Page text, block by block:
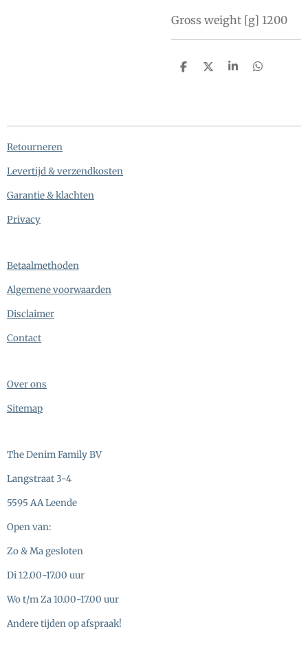
Gross weight [g] 1200
D
D
S
D
Retourneren
Levertijd & verzendkosten
Garantie & klachten
Privacy
Betaalmethoden
Algemene voorwaarden
Disclaimer
Contact
Over ons
Sitemap
The Denim Family BV
Langstraat 3-4
5595 AA Leende
Open van:
Zo & Ma gesloten
Di 12.00-17.00 uur
Wo t/m Za 10.00-17.00 uur
Andere tijden op afspraak!